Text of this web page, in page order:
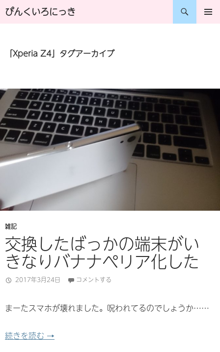
コ
へ
ス
キ
ッ
ぴんくいろにっき
検
「Xperia Z4」タグアーカイブ
雑記
交換したばっかの端末がい
きなりバナナペリア化した
2017年3月24日 コメントする
まーたスマホが壊れました。呪われてるのでしょうか……
続きを読む 交換したばっかの端末がいきなりバナナペリア
→